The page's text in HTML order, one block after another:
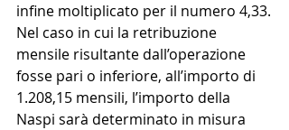
infine moltiplicato per il numero 4,33.
Nel caso in cui la retribuzione
mensile risultante dall’operazione
fosse pari o inferiore, all’importo di
1.208,15 mensili, l’importo della
Naspi sarà determinato in misura